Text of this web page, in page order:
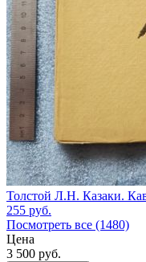
Толстой Л.Н. Казаки.
255 руб.
Посмотреть все (1480)
Цена
3 500 руб.